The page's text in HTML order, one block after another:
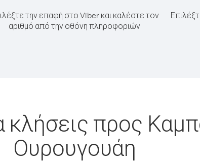
την επαφή στο Viber και καλέστε τον
αριθμό από την οθόνη πληροφοριών
κλήσεις προς
Ουρουγουάη